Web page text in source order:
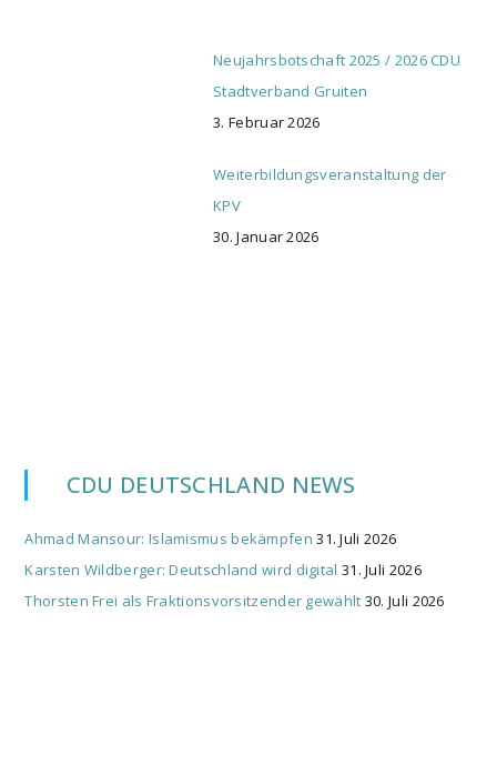
Neujahrsbotschaft 2025 / 2026 CDU
Stadtverband Gruiten
3. Februar 2026
Weiterbildungsveranstaltung der
KPV
30. Januar 2026
CDU DEUTSCHLAND NEWS
Ahmad Mansour: Islamismus bekämpfen 31. Juli 2026
Karsten Wildberger: Deutschland wird digital 31. Juli 2026
Thorsten Frei als Fraktionsvorsitzender gewählt 30. Juli 2026